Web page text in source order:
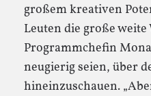
großem kreativen
Leuten die große weite
Programmchefin
neugierig seien, über
hineinzuschauen.